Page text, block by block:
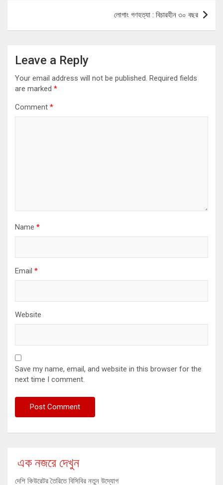
লোগাং গণহত্যা : বিচারহীন ৩০ বছর
Leave a Reply
Your email address will not be published. Required fields
are marked *
Comment *
Name *
Email *
Website
Save my name, email, and website in this browser for the
next time I comment.
এক নজরে দেখুন
দেশি কিউরেটর তৈরিতে বিসিবির নতুন উদ্যোগ